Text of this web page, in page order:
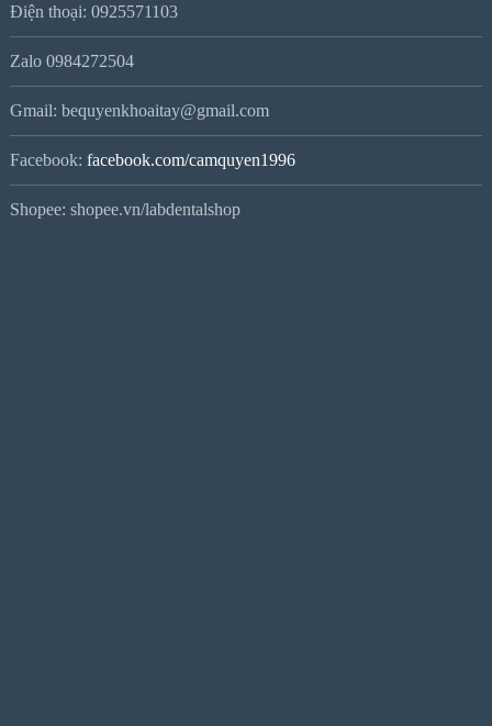
Điện thoại: 0925571103
Zalo 0984272504
Gmail: bequyenkhoaitay@gmail.com
Facebook: facebook.com/camquyen1996
Shopee: shopee.vn/labdentalshop